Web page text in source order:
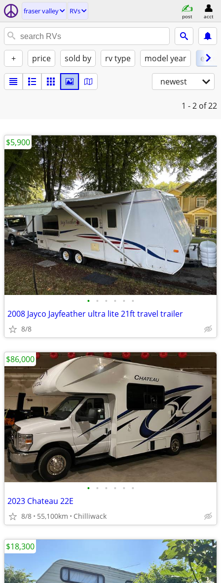
fraser valley RVs
post acct
+ price sold by rv type model year
newest
1 - 2 of 22
• • • • • •
2008 Jayco Jayfeather ultra lite 21ft travel trailer
8/8
$5,900
• • • • • •
2023 Chateau 22E
8/8 55,100km Chilliwack
$86,000
$18,300